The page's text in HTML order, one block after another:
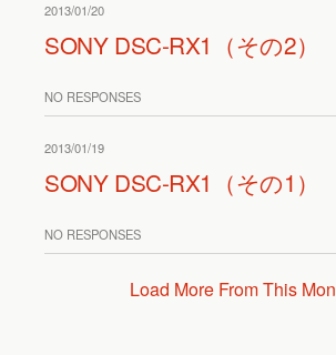
2013/01/20
SONY DSC-RX1（その2）
NO RESPONSES
2013/01/19
SONY DSC-RX1（その1）
NO RESPONSES
Load More From This